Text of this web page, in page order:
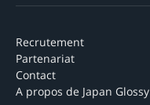
Recrutement
Partenariat
Contact
A propos de Japan Glossy